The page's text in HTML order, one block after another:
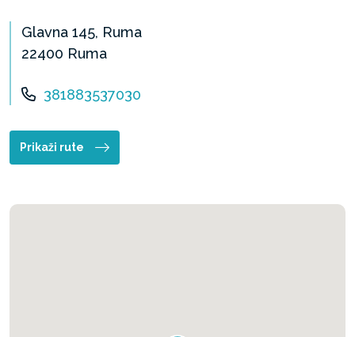
Glavna 145, Ruma
22400 Ruma
381883537030
Prikaži rute